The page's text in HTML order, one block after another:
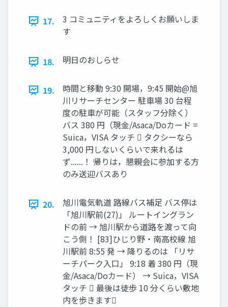
17.
3 コミュニティをよろしくお願いしま
す
18. 明日のおしらせ
19.
時間と移動 9:30 開場，9:45 開始@旭
川リサーチセンター 駐車場 30 台程
度の駐車が可能（スタッフ分除く）
バス 380 円（現金/Asaca/Doカード =
Suica，VISA タッチ 󰢃 タクシーなら
3,000 円しないくらいで来れるは
ず......！ 帰りは，懇親会に参加する方
のみ送迎バスあり
20.
旭川電気軌道 路線バス補足 バス停は
「旭川駅前(27)」 ルートイングラン
ドの前 → 旭川駅から道路を渡って向
こう側！ [83]ひじり野・南高校線 旭
川駅前 8:55 発 → 降りるのは 「リサ
ーチパーク入口」 9:18 着 380 円（現
金/Asaca/Doカード） → Suica，VISA
タッチ 󰢃 最後は徒歩 10 分くらい敷地
内を歩きます󰣯